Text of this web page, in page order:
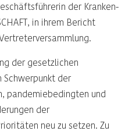
der Kranken-
in ihrem Bericht
der gesetzlichen
Schwerpunkt der
pandemiebedingten und
der
neu zu setzen. Zu